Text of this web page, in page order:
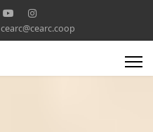
cearc@cearc.coop